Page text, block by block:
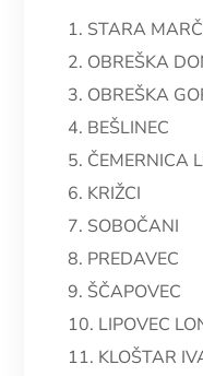
1. STARA
2. OBREŠKA
3. OBREŠKA
4. BEŠLINEC
5. ČEMERNICA
6. KRIŽCI
7. SOBOČANI
8. PREDAVEC
9. ŠČAPOVEC
10. LIPOVEC
11. KLOŠTAR